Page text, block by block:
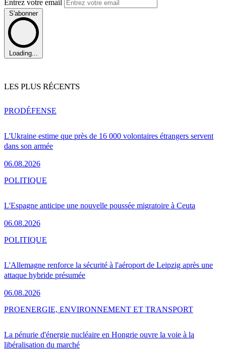
Entrez votre email
S'abonner
Loading...
LES PLUS RÉCENTS
L'Ukraine estime que près de 16 000 volontaires étrangers servent
dans son armée
06.08.2026
PRODÉFENSE
L'Espagne anticipe une nouvelle poussée migratoire à Ceuta
06.08.2026
POLITIQUE
L'Allemagne renforce la sécurité à l'aéroport de Leipzig après une
attaque hybride présumée
06.08.2026
POLITIQUE
La pénurie d'énergie nucléaire en Hongrie ouvre la voie à la
libéralisation du marché
PROENERGIE, ENVIRONNEMENT ET TRANSPORT